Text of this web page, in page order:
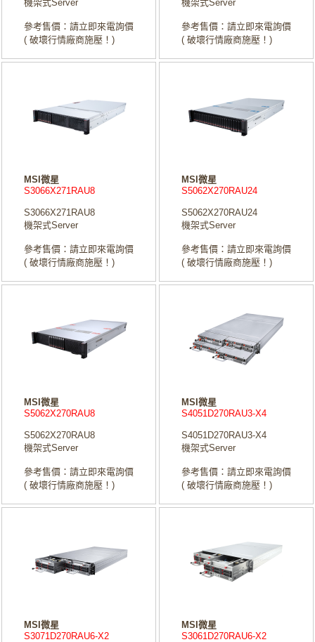
機架式Server
參考售價：請立即來電詢價
( 破壞行情廠商施壓！)
機架式Server
參考售價：請立即來電詢價
( 破壞行情廠商施壓！)
MSI微星
S3066X271RAU8
S3066X271RAU8
機架式Server
參考售價：請立即來電詢價
( 破壞行情廠商施壓！)
MSI微星
S5062X270RAU24
S5062X270RAU24
機架式Server
參考售價：請立即來電詢價
( 破壞行情廠商施壓！)
MSI微星
S5062X270RAU8
S5062X270RAU8
機架式Server
參考售價：請立即來電詢價
( 破壞行情廠商施壓！)
MSI微星
S4051D270RAU3-X4
S4051D270RAU3-X4
機架式Server
參考售價：請立即來電詢價
( 破壞行情廠商施壓！)
MSI微星
S3071D270RAU6-X2
MSI微星
S3061D270RAU6-X2